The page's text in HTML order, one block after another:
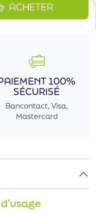
ACHETER
100%
SÉCURISÉ
Bancontact, Visa,
Mastercard